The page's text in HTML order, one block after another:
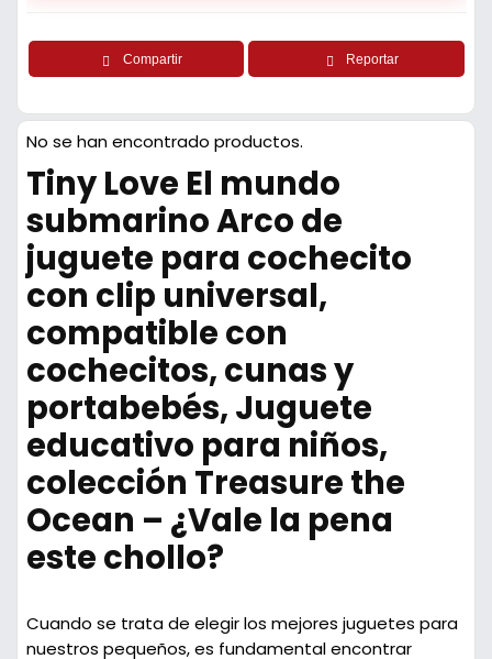
Compartir Reportar
No se han encontrado productos.
Tiny Love El mundo
submarino Arco de
juguete para cochecito
con clip universal,
compatible con
cochecitos, cunas y
portabebés, Juguete
educativo para niños,
colección Treasure the
Ocean – ¿Vale la pena
este chollo?
Cuando se trata de elegir los mejores juguetes para
nuestros pequeños, es fundamental encontrar